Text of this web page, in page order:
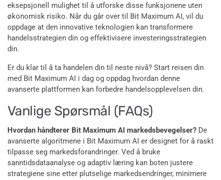
eksepsjonell mulighet til å utforske disse funksjonene uten
økonomisk risiko. Når du går over til Bit Maximum AI, vil du
oppdage at den innovative teknologien kan transformere
handelsstrategien din og effektivisere investeringsstrategien
din.
Er du klar til å ta handelen din til neste nivå? Start reisen din
med Bit Maximum AI i dag og oppdag hvordan denne
avanserte plattformen kan forbedre handelsopplevelsen din.
Vanlige Spørsmål (FAQs)
Hvordan håndterer Bit Maximum AI markedsbevegelser? De
avanserte algoritmene i Bit Maximum AI er designet for å raskt
tilpasse seg markedsforandringer. Ved å bruke
sanntidsdataanalyse og adaptiv læring kan boten justere
strategiene sine etter plutselige markedsendringer, minimere